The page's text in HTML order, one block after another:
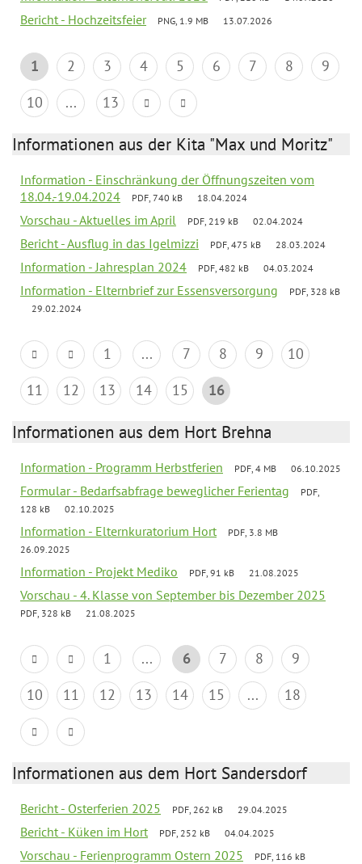
Bericht - Hochzeitsfeier PNG, 1.9 MB 13.07.2026
1 2 3 4 5 6 7 8
9
10
... 13
Informationen aus der Kita "Max und Moritz"
Information - Einschränkung der Öffnungszeiten vom
18.04.-19.04.2024
PDF, 740 kB 18.04.2024
Vorschau - Aktuelles im April PDF, 219 kB 02.04.2024
Bericht - Ausflug in das Igelmizzi PDF, 475 kB 28.03.2024
Information - Jahresplan 2024 PDF, 482 kB 04.03.2024
Information - Elternbrief zur Essensversorgung
PDF, 328 kB
29.02.2024
1 ... 7 8 9
10
11
12 13 14 15 16
Informationen aus dem Hort Brehna
Information - Programm Herbstferien PDF, 4 MB 06.10.2025
Formular - Bedarfsabfrage beweglicher Ferientag
PDF,
128 kB
02.10.2025
Information - Elternkuratorium Hort
PDF, 3.8 MB
26.09.2025
Information - Projekt Mediko PDF, 91 kB 21.08.2025
Vorschau - 4. Klasse von September bis Dezember 2025
PDF, 328 kB 21.08.2025
1 ... 6 7 8
9
10
11 12 13 14 15 ... 18
Informationen aus dem Hort Sandersdorf
Bericht - Osterferien 2025 PDF, 262 kB 29.04.2025
Bericht - Küken im Hort PDF, 252 kB 04.04.2025
Vorschau - Ferienprogramm Ostern 2025
PDF, 116 kB